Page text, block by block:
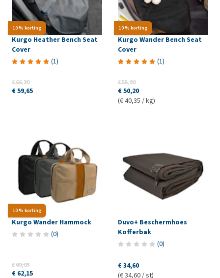
10 % korting
Kurgo Heather Bench Seat
Cover
(1)
€ 66,30
€ 59,65
10 % korting
Kurgo Wander Bench Seat
Cover
(1)
€ 55,80
€ 50,20
(€ 40,35 / kg)
10 % korting
Kurgo Wander Hammock
(0)
€ 69,05
€ 62,15
Duvo+ Beschermhoes
Kofferbak
(0)
€ 34,60
(€ 34,60 / st)